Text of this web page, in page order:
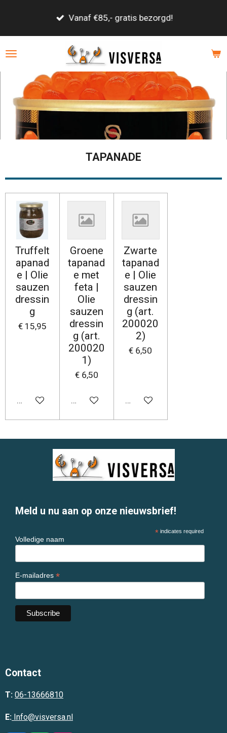
de
hoofdinhoud
Vanaf €85,- gratis bezorgd!
TAPANADE
Truffelt
apanad
e | Olie
sauzen
dressin
g
€ 15,95
In winkelwagen
Groene
tapanad
e met
feta |
Olie
sauzen
dressin
g (art.
200020
1)
€ 6,50
In winkelwagen
Zwarte
tapanad
e | Olie
sauzen
dressin
g (art.
200020
2)
€ 6,50
In winkelwagen
Meld u nu aan op onze nieuwsbrief!
* indicates required
Volledige naam
E-mailadres *
Contact
T: 06-13666810
E: Info@visversa.nl